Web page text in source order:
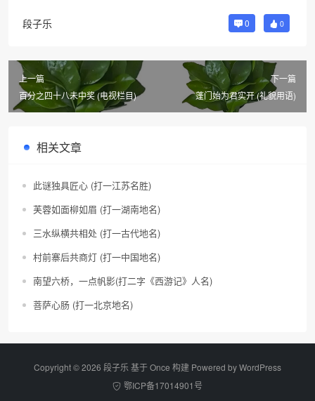
段子乐 0 0
上一篇
百分之四十八未中奖 (电视栏目)
下一篇
蓬门始为君实开 (礼貌用语)
相关文章
此谜独具匠心 (打一江苏名胜)
芙蓉如面柳如眉 (打一湖南地名)
三水纵横共相处 (打一古代地名)
村前寨后共商灯 (打一中国地名)
南望六桥，一点帆影(打二字《西游记》人名)
菩萨心肠 (打一北京地名)
Copyright © 2026 段子乐 基于 Once 构建 Powered byWordPress
鄂ICP备17014901号